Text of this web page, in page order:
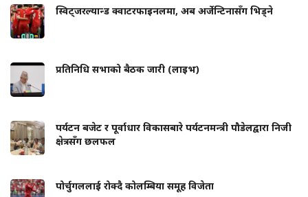
स्विट्जरल्यान्ड क्वाटरफाइनलमा, अब अर्जेन्टिनासँग भिड्ने
प्रतिनिधि सभाको बैठक जारी (लाइभ)
पर्यटन बजेट र पूर्वाधार विकासबारे पर्यटनमन्त्री पौडेलद्वारा निजी
क्षेत्रसँग छलफल
पोर्चुगललाई रोक्दै कोलम्बिया समूह विजेता